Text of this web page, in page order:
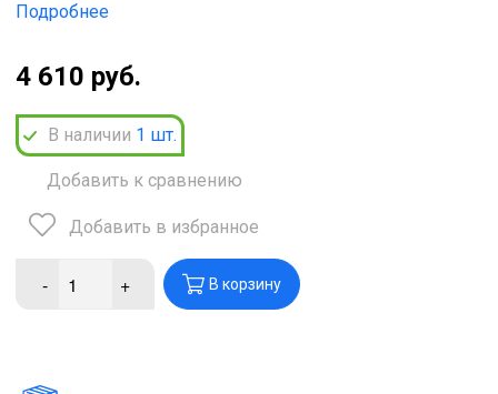
Подробнее
4 610 руб.
В наличии 1 шт.
Добавить к сравнению
Добавить в избранное
- + В корзину